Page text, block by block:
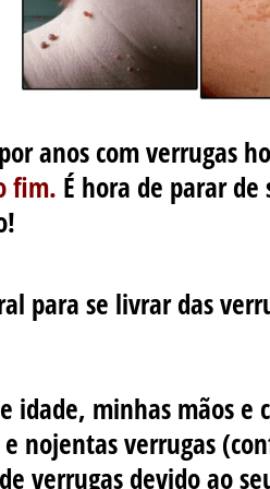
anos com verrugas
fim. É hora de parar
para se livrar das
idade, minhas mãos e
nojentas verrugas
verrugas devido ao